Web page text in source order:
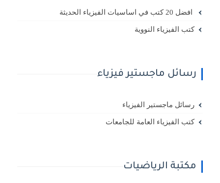
افضل 20 كتب في اساسيات الفيزياء الحديثة
كتب الفيزياء النووية
رسائل ماجستير فيزياء
رسائل ماجستير الفيزياء
كتب الفيزياء العامة للجامعات
مكتبة الرياضيات